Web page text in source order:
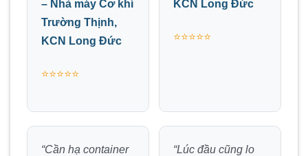
– Nhà máy Cơ khí
Trường Thịnh,
KCN Long Đức
⭐⭐⭐⭐⭐
KCN Long Đức
⭐⭐⭐⭐⭐
“Cần hạ container
“Lúc đầu cũng lo